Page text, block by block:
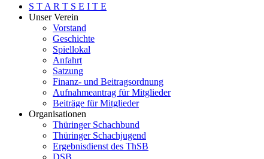
S T A R T S E I T E
Unser Verein
Vorstand
Geschichte
Spiellokal
Anfahrt
Satzung
Finanz- und Beitragsordnung
Aufnahmeantrag für Mitglieder
Beiträge für Mitglieder
Organisationen
Thüringer Schachbund
Thüringer Schachjugend
Ergebnisdienst des ThSB
DSB